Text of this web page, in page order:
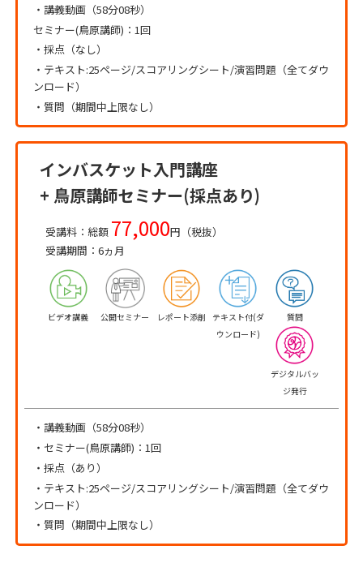
・講義動画（58分08秒）
セミナー(鳥原講師)：1回
・採点（なし）
・テキスト:25ページ/スコアリングシート/演習問題（全てダウ
ンロード）
・質問（期間中上限なし）
インバスケット入門講座
+ 鳥原講師セミナー(採点あり)
受講料：総額 77,000円（税抜）
受講期間：6ヵ月
ビデオ講義 公開セミナー レポート添削
テキスト付(ダ
ウンロード)
質問
デジタルバッ
ジ発行
・講義動画（58分08秒）
・セミナー(鳥原講師)：1回
・採点（あり）
・テキスト:25ページ/スコアリングシート/演習問題（全てダウ
ンロード）
・質問（期間中上限なし）